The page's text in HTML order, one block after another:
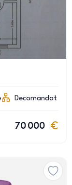
Decomandat
70 000